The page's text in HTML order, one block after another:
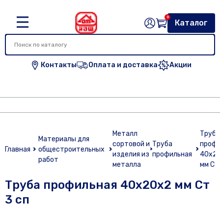
Контакты Оплата и доставка Акции
Каталог
0
Главная
Материалы для
общестроительных
работ
Металл
сортовой и
изделия из
металла
Труба
профильная
Труба
мм Ст
Труба профильная 40х20х2 мм Ст
3 сп